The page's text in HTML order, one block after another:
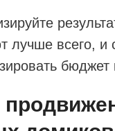
лучше всего, и
бюджет